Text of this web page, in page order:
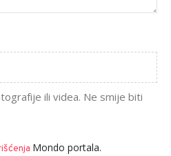
ili videa. Ne smije biti
Mondo portala.